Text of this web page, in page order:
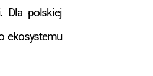
Dla polskiej
ekosystemu